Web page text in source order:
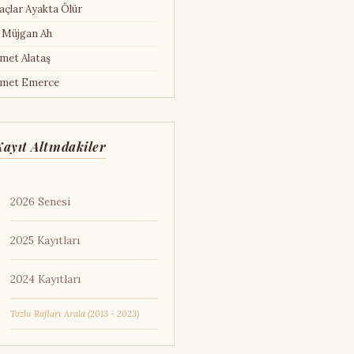
Ayakta Ölür
Müjgan Ah
Alataş
Emerce
Mekin
Turan Karakaş
Kurosawa
Hitchcock
Teri Göz Nuru
Altındakiler
2026 Senesi
2025 Kayıtları
2024 Kayıtları
Tozlu Rafları Arala (2013 - 2023)